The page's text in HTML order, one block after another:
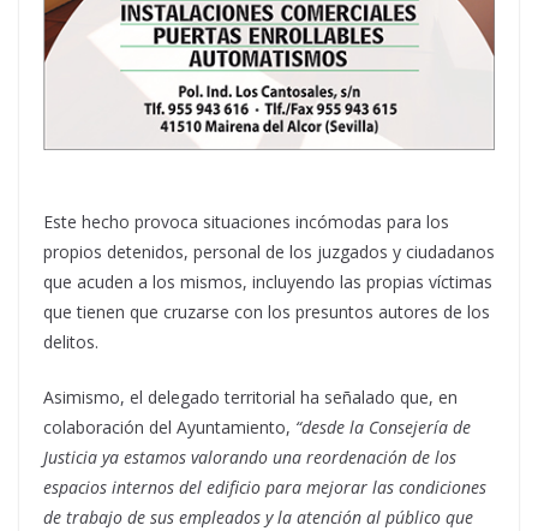
Este hecho provoca situaciones incómodas para los
propios detenidos, personal de los juzgados y ciudadanos
que acuden a los mismos, incluyendo las propias víctimas
que tienen que cruzarse con los presuntos autores de los
delitos.
Asimismo, el delegado territorial ha señalado que, en
colaboración del Ayuntamiento, “desde la Consejería de
Justicia ya estamos valorando una reordenación de los
espacios internos del edificio para mejorar las condiciones
de trabajo de sus empleados y la atención al público que